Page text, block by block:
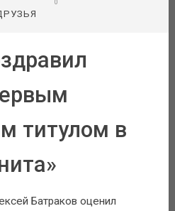
титулом в
Батраков оценил